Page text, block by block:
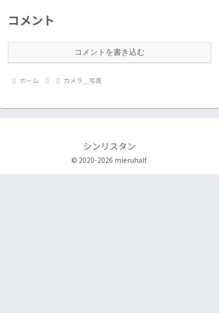
コメント
コメントを書き込む
ホーム カメラ＿写真
シンリスタン
© 2020-2026 mieruhalf.